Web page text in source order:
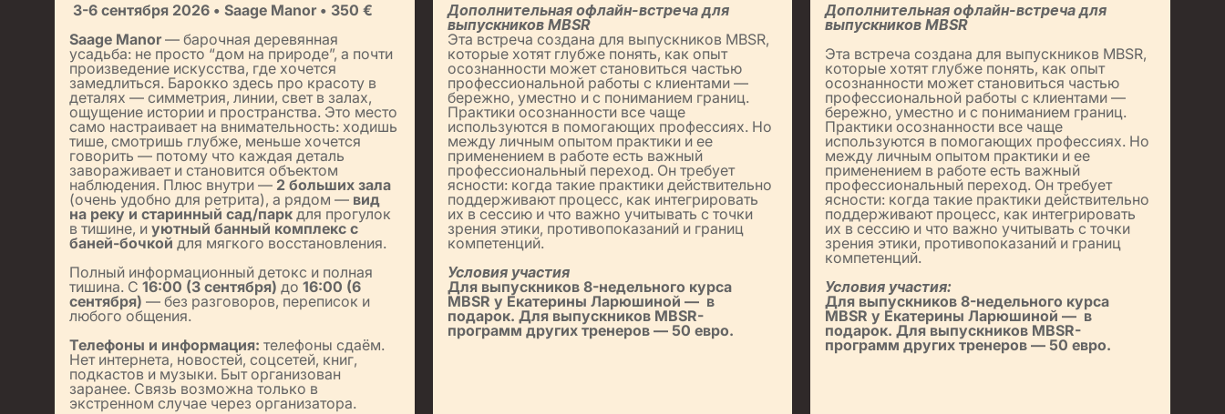
3-6 сентября 2026 • Saage Manor • 350 €
Saage Manor— барочная деревянная
усадьба: не просто “дом на природе”, а почти
произведение искусства, где хочется
замедлиться. Барокко здесь про красоту в
деталях — симметрия, линии, свет в залах,
ощущение истории и пространства. Это место
само настраивает на внимательность: ходишь
тише, смотришь глубже, меньше хочется
говорить — потому что каждая деталь
завораживает и становится объектом
наблюдения. Плюс внутри — 2 больших зала
(очень удобно для ретрита), а рядом — вид
на реку и старинный сад/парк для прогулок
в тишине, и уютный банный комплекс с
баней-бочкой для мягкого восстановления.
Полный информационный детокс и полная
тишина. С 16:00 (3 сентября) до 16:00 (6
сентября) — без разговоров, переписок и
любого общения.
Телефоны и информация: телефоны сдаём.
Нет интернета, новостей, соцсетей, книг,
подкастов и музыки. Быт организован
заранее. Связь возможна только в
экстренном случае через организатора.
Дополнительная офлайн-встреча для
выпускников MBSR
Эта встреча создана для выпускников MBSR,
которые хотят глубже понять, как опыт
осознанности может становиться частью
профессиональной работы с клиентами —
бережно, уместно и с пониманием границ.
Практики осознанности все чаще
используются в помогающих профессиях. Но
между личным опытом практики и ее
применением в работе есть важный
профессиональный переход. Он требует
ясности: когда такие практики действительно
поддерживают процесс, как интегрировать
их в сессию и что важно учитывать с точки
зрения этики, противопоказаний и границ
компетенций.
Условия участия
Для выпускников 8-недельного курса
MBSR у Екатерины Ларюшиной — в
подарок. Для выпускников MBSR-
программ других тренеров — 50 евро.
Дополнительная офлайн-встреча для
выпускников MBSR
Эта встреча создана для выпускников MBSR,
которые хотят глубже понять, как опыт
осознанности может становиться частью
профессиональной работы с клиентами —
бережно, уместно и с пониманием границ.
Практики осознанности все чаще
используются в помогающих профессиях. Но
между личным опытом практики и ее
применением в работе есть важный
профессиональный переход. Он требует
ясности: когда такие практики действительно
поддерживают процесс, как интегрировать
их в сессию и что важно учитывать с точки
зрения этики, противопоказаний и границ
компетенций.
Условия участия:
Для выпускников 8-недельного курса
MBSR у Екатерины Ларюшиной — в
подарок. Для выпускников MBSR-
программ других тренеров — 50 евро.